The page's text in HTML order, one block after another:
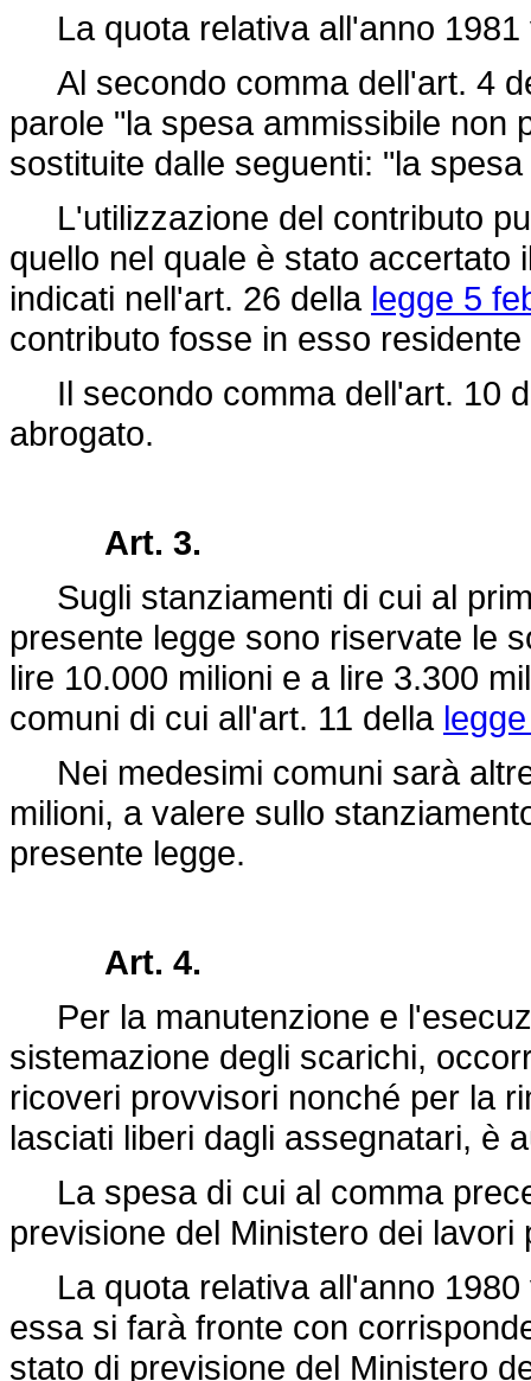
La quota relativa all'anno 1981
Al secondo comma dell'art. 4
parole "la spesa ammissibile non
sostituite dalle seguenti: "la
L'utilizzazione del contributo
quello nel quale è stato
indicati nell'art. 26 della legge 5
contributo fosse in esso
Il secondo comma dell'art. 10
abrogato.
Art. 3.
Sugli stanziamenti di cui al
presente legge sono riservate le
lire 10.000 milioni e a lire 3.300
comuni di cui all'art. 11 della
Nei medesimi comuni sarà
milioni, a valere sullo
presente legge.
Art. 4.
Per la manutenzione e
sistemazione degli scarichi,
ricoveri provvisori nonché per la
lasciati liberi dagli assegnatari, è
La spesa di cui al comma
previsione del Ministero dei
La quota relativa all'anno 1980
essa si farà fronte con
stato di previsione del Ministero